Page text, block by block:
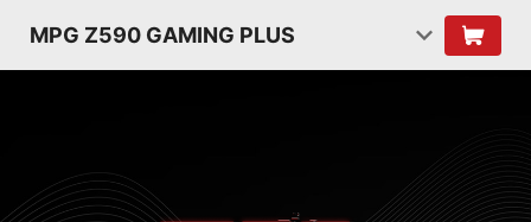
MPG Z590 GAMING PLUS